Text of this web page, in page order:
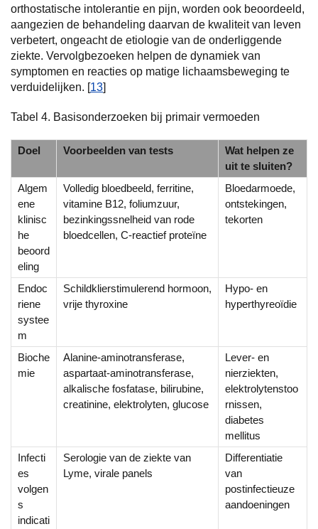
orthostatische intolerantie en pijn, worden ook beoordeeld,
aangezien de behandeling daarvan de kwaliteit van leven
verbetert, ongeacht de etiologie van de onderliggende
ziekte. Vervolgbezoeken helpen de dynamiek van
symptomen en reacties op matige lichaamsbeweging te
verduidelijken. [13]
Tabel 4. Basisonderzoeken bij primair vermoeden
Doel Voorbeelden van tests
Wat helpen ze
uit te sluiten?
Algem
ene
klinisc
he
beoord
eling
Volledig bloedbeeld, ferritine,
vitamine B12, foliumzuur,
bezinkingssnelheid van rode
bloedcellen, C-reactief proteïne
Bloedarmoede,
ontstekingen,
tekorten
Endoc
riene
systee
m
Schildklierstimulerend hormoon,
vrije thyroxine
Hypo- en
hyperthyreoïdie
Bioche
mie
Alanine-aminotransferase,
aspartaat-aminotransferase,
alkalische fosfatase, bilirubine,
creatinine, elektrolyten, glucose
Lever- en
nierziekten,
elektrolytenstoo
rnissen,
diabetes
mellitus
Infecti
es
volgen
s
indicati
Serologie van de ziekte van
Lyme, virale panels
Differentiatie
van
postinfectieuze
aandoeningen